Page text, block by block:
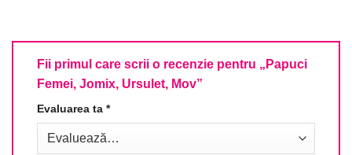
Fii primul care scrii o recenzie pentru „Papuci
Femei, Jomix, Ursulet, Mov”
Evaluarea ta *